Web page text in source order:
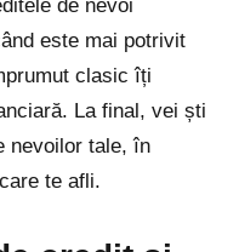
de nevoi
este mai potrivit
clasic îți
La final, vei ști
nevoilor tale, în
te afli.